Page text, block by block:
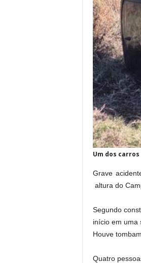
Um dos
Grave
altura do
Segundo
início em uma
Houve
Quatro